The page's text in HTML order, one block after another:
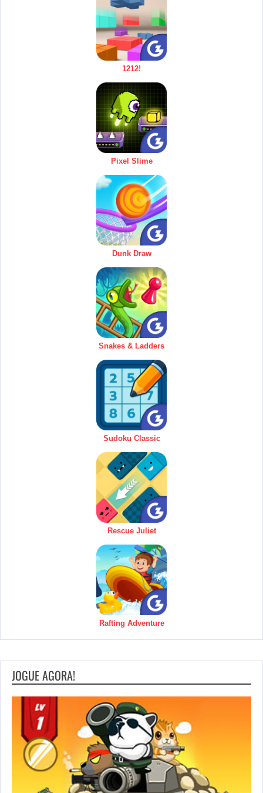
1212!
Pixel Slime
Dunk Draw
Snakes & Ladders
Sudoku Classic
Rescue Juliet
Rafting Adventure
JOGUE AGORA!